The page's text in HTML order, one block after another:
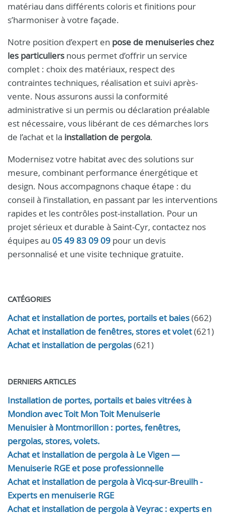
matériau dans différents coloris et finitions pour
s’harmoniser à votre façade.
Notre position d’expert en pose de menuiseries chez
les particuliers nous permet d’offrir un service
complet : choix des matériaux, respect des
contraintes techniques, réalisation et suivi après-
vente. Nous assurons aussi la conformité
administrative si un permis ou déclaration préalable
est nécessaire, vous libérant de ces démarches lors
de l’achat et la installation de pergola.
Modernisez votre habitat avec des solutions sur
mesure, combinant performance énergétique et
design. Nous accompagnons chaque étape : du
conseil à l’installation, en passant par les interventions
rapides et les contrôles post-installation. Pour un
projet sérieux et durable à Saint-Cyr, contactez nos
équipes au 05 49 83 09 09 pour un devis
personnalisé et une visite technique gratuite.
CATÉGORIES
Achat et installation de portes, portails et baies(662)
Achat et installation de fenêtres, stores et volet(621)
Achat et installation de pergolas(621)
DERNIERS ARTICLES
Installation de portes, portails et baies vitrées à
Mondion avec Toit Mon Toit Menuiserie
Menuisier à Montmorillon : portes, fenêtres,
pergolas, stores, volets.
Achat et installation de pergola à Le Vigen —
Menuiserie RGE et pose professionnelle
Achat et installation de pergola à Vicq-sur-Breuilh -
Experts en menuiserie RGE
Achat et installation de pergola à Veyrac : experts en